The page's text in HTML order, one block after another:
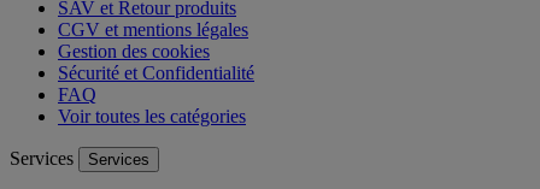
SAV et Retour produits
CGV et mentions légales
Gestion des cookies
Sécurité et Confidentialité
FAQ
Voir toutes les catégories
Services Services